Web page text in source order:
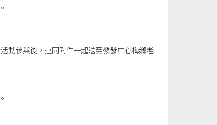
動參與後，連同附件一起送至教發中心梅鄉老